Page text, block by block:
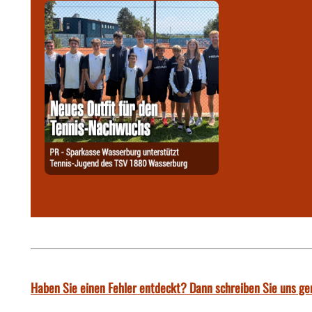
Haben Sie einen Fehler entdeckt? Dann schreiben Sie uns